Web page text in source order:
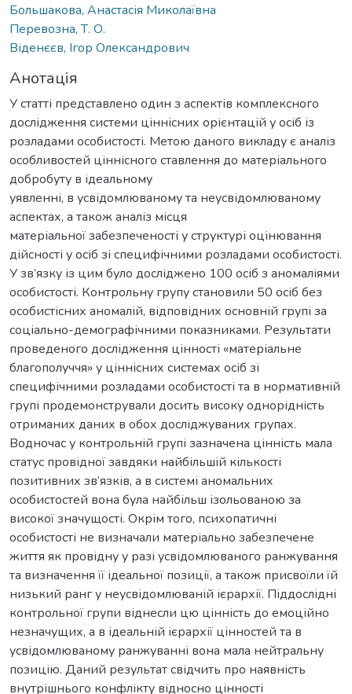
Большакова, Анастасія Миколаївна
Перевозна, Т. О.
Віденєєв, Ігор Олександрович
Анотація
У статті представлено один з аспектів комплексного
дослідження системи ціннісних орієнтацій у осіб із
розладами особистості. Метою даного викладу є аналіз
особливостей ціннісного ставлення до матеріального
добробуту в ідеальному
уявленні, в усвідомлюваному та неусвідомлюваному
аспектах, а також аналіз місця
матеріальної забезпеченості у структурі оцінювання
дійсності у осіб зі специфічними розладами особистості.
У зв’язку із цим було досліджено 100 осіб з аномаліями
особистості. Контрольну групу становили 50 осіб без
особистісних аномалій, відповідних основній групі за
соціально-демографічними показниками. Результати
проведеного дослідження цінності «матеріальне
благополуччя» у ціннісних системах осіб зі
специфічними розладами особистості та в нормативній
групі продемонстрували досить високу однорідність
отриманих даних в обох досліджуваних групах.
Водночас у контрольній групі зазначена цінність мала
статус провідної завдяки найбільшій кількості
позитивних зв’язків, а в системі аномальних
особистостей вона була найбільш ізольованою за
високої значущості. Окрім того, психопатичні
особистості не визначали матеріально забезпечене
життя як провідну у разі усвідомлюваного ранжування
та визначення її ідеальної позиції, а також присвоїли їй
низький ранг у неусвідомлюваній ієрархії. Піддослідні
контрольної групи віднесли цю цінність до емоційно
незначущих, а в ідеальній ієрархії цінностей та в
усвідомлюваному ранжуванні вона мала нейтральну
позицію. Даний результат свідчить про наявність
внутрішнього конфлікту відносно цінності